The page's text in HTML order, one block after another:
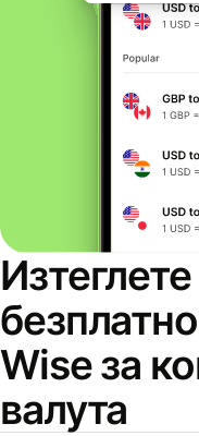
Wise за
валута